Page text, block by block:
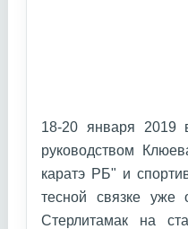
18-20 января 2019
руководством
каратэ РБ" и
тесной связке уже
Стерлитамак на